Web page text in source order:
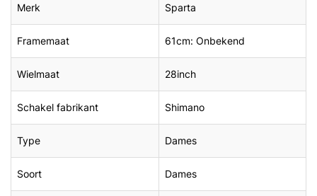
Merk Sparta
Framemaat 61cm: Onbekend
Wielmaat 28inch
Schakel fabrikant Shimano
Type Dames
Soort Dames